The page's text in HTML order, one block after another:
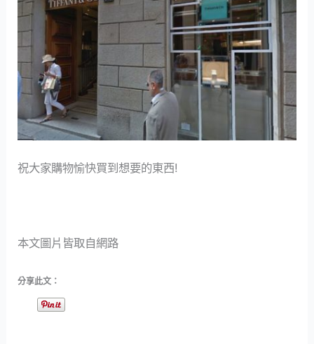
祝大家購物愉快買到想要的東西!
本文圖片皆取自網路
分享此文：